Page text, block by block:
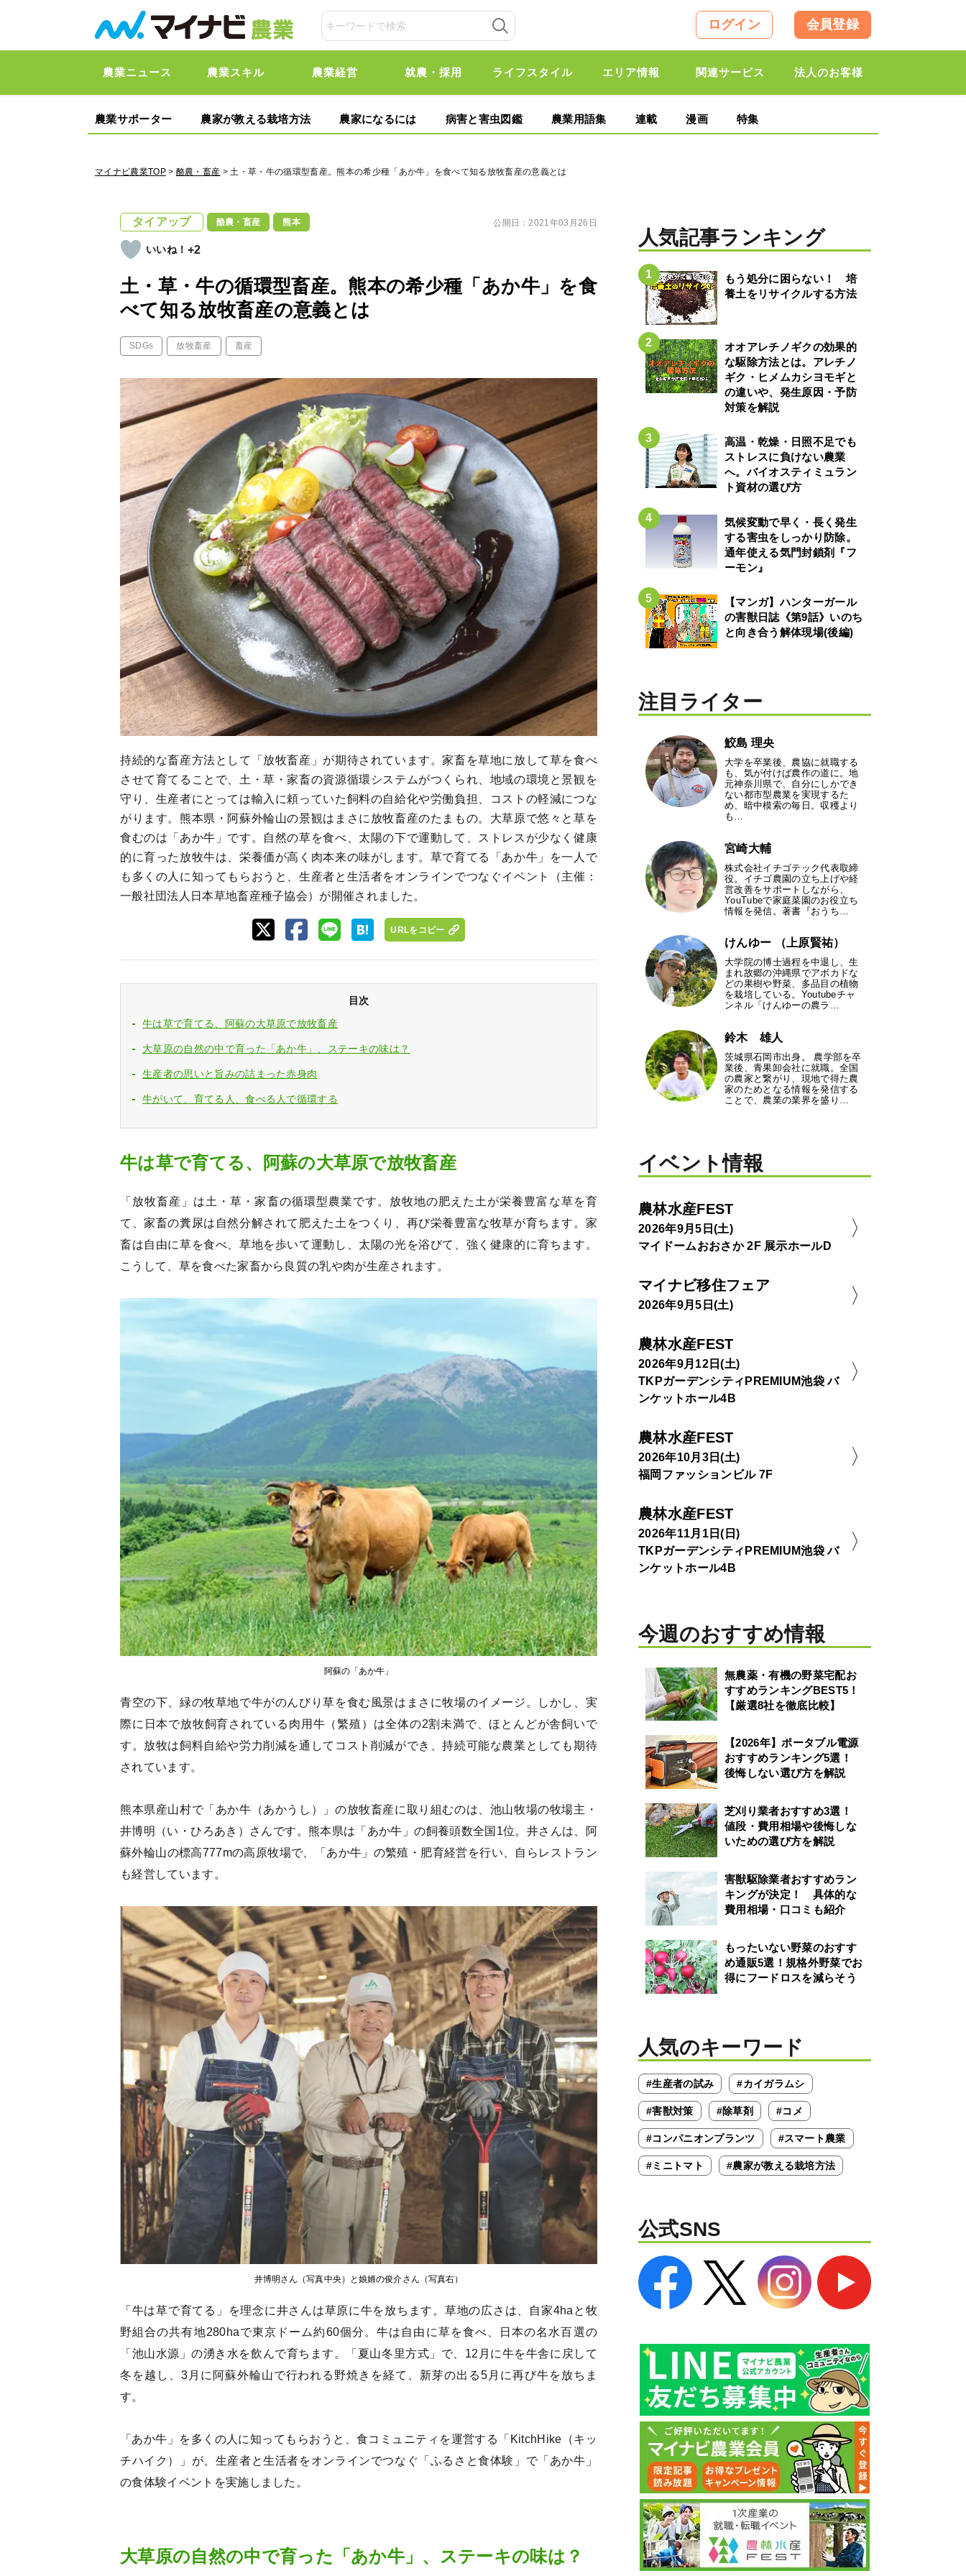
ログイン 会員登録
農業ニュース 農業スキル 農業経営 就農・採用 ライフスタイル エリア情報 関連サービス 法人のお客様
農業サポーター 農家が教える栽培方法 農家になるには 病害と害虫図鑑 農業用語集 連載 漫画 特集
マイナビ農業TOP> 酪農・畜産 > 土・草・牛の循環型畜産。熊本の希少種「あか牛」を食べて知る放牧畜産の意義とは
タイアップ 酪農・畜産 熊本
+2
土・草・牛の循環型畜産。熊本の希少種「あか牛」を食
べて知る放牧畜産の意義とは
SDGs 放牧畜産 畜産
公開日：2021年03月26日
持続的な畜産方法として「放牧畜産」が期待されています。家畜を草地に放して草を食べ
させて育てることで、土・草・家畜の資源循環システムがつくられ、地域の環境と景観を
守り、生産者にとっては輸入に頼っていた飼料の自給化や労働負担、コストの軽減につな
がります。熊本県・阿蘇外輪山の景観はまさに放牧畜産のたまもの。大草原で悠々と草を
食むのは「あか牛」です。自然の草を食べ、太陽の下で運動して、ストレスが少なく健康
的に育った放牧牛は、栄養価が高く肉本来の味がします。草で育てる「あか牛」を一人で
も多くの人に知ってもらおうと、生産者と生活者をオンラインでつなぐイベント（主催：
一般社団法人日本草地畜産種子協会）が開催されました。
URLをコピー
目次
牛は草で育てる、阿蘇の大草原で放牧畜産
大草原の自然の中で育った「あか牛」、ステーキの味は？
生産者の思いと旨みの詰まった赤身肉
牛がいて、育てる人、食べる人で循環する
牛は草で育てる、阿蘇の大草原で放牧畜産
「放牧畜産」は土・草・家畜の循環型農業です。放牧地の肥えた土が栄養豊富な草を育
て、家畜の糞尿は自然分解されて肥えた土をつくり、再び栄養豊富な牧草が育ちます。家
畜は自由に草を食べ、草地を歩いて運動し、太陽の光を浴びて、強く健康的に育ちます。
こうして、草を食べた家畜から良質の乳や肉が生産されます。
阿蘇の「あか牛」
青空の下、緑の牧草地で牛がのんびり草を食む風景はまさに牧場のイメージ。しかし、実
際に日本で放牧飼育されている肉用牛（繁殖）は全体の2割未満で、ほとんどが舎飼いで
す。放牧は飼料自給や労力削減を通してコスト削減ができ、持続可能な農業としても期待
されています。
熊本県産山村で「あか牛（あかうし）」の放牧畜産に取り組むのは、池山牧場の牧場主・
井博明（い・ひろあき）さんです。熊本県は「あか牛」の飼養頭数全国1位。井さんは、阿
蘇外輪山の標高777mの高原牧場で、「あか牛」の繁殖・肥育経営を行い、自らレストラン
も経営しています。
井博明さん（写真中央）と娘婿の俊介さん（写真右）
「牛は草で育てる」を理念に井さんは草原に牛を放ちます。草地の広さは、自家4haと牧
野組合の共有地280haで東京ドーム約60個分。牛は自由に草を食べ、日本の名水百選の
「池山水源」の湧き水を飲んで育ちます。「夏山冬里方式」で、12月に牛を牛舎に戻して
冬を越し、3月に阿蘇外輪山で行われる野焼きを経て、新芽の出る5月に再び牛を放ちま
す。
「あか牛」を多くの人に知ってもらおうと、食コミュニティを運営する「KitchHike（キッ
チハイク）」が、生産者と生活者をオンラインでつなぐ「ふるさと食体験」で「あか牛」
の食体験イベントを実施しました。
大草原の自然の中で育った「あか牛」、ステーキの味は？
人気記事ランキング
もう処分に困らない！ 培
養土をリサイクルする方法
オオアレチノギクの効果的
な駆除方法とは。アレチノ
ギク・ヒメムカシヨモギと
の違いや、発生原因・予防
対策を解説
高温・乾燥・日照不足でも
ストレスに負けない農業
へ。バイオスティミュラン
ト資材の選び方
気候変動で早く・長く発生
する害虫をしっかり防除。
通年使える気門封鎖剤『フ
ーモン』
【マンガ】ハンターガール
の害獣日誌《第9話》いのち
と向き合う解体現場(後編)
注目ライター
鮫島 理央
大学を卒業後、農協に就職する
も、気が付けば農作の道に。地
元神奈川県で、自分にしかでき
ない都市型農業を実現するた
め、暗中模索の毎日。収穫より
も…
宮崎大輔
株式会社イチゴテック代表取締
役。イチゴ農園の立ち上げや経
営改善をサポートしながら、
YouTubeで家庭菜園のお役立ち
情報を発信。著書『おうち…
けんゆー （上原賢祐）
大学院の博士過程を中退し、生
まれ故郷の沖縄県でアボカドな
どの果樹や野菜、多品目の植物
を栽培している。Youtubeチャ
ンネル「けんゆーの農ラ…
鈴木 雄人
茨城県石岡市出身。 農学部を卒
業後、青果卸会社に就職。全国
の農家と繋がり、現地で得た農
家のためとなる情報を発信する
ことで、農業の業界を盛り…
イベント情報
農林水産FEST
2026年9月5日(土)
マイドームおおさか 2F 展示ホールD
マイナビ移住フェア
2026年9月5日(土)
農林水産FEST
2026年9月12日(土)
TKPガーデンシティPREMIUM池袋 バ
ンケットホール4B
農林水産FEST
2026年10月3日(土)
福岡ファッションビル 7F
農林水産FEST
2026年11月1日(日)
TKPガーデンシティPREMIUM池袋 バ
ンケットホール4B
今週のおすすめ情報
無農薬・有機の野菜宅配お
すすめランキングBEST5！
【厳選8社を徹底比較】
【2026年】ポータブル電源
おすすめランキング5選！
後悔しない選び方を解説
芝刈り業者おすすめ3選！
値段・費用相場や後悔しな
いための選び方を解説
害獣駆除業者おすすめラン
キングが決定！ 具体的な
費用相場・口コミも紹介
もったいない野菜のおすす
め通販5選！規格外野菜でお
得にフードロスを減らそう
人気のキーワード
#生産者の試み #カイガラムシ
#害獣対策 #除草剤 #コメ
#コンパニオンプランツ #スマート農業
#ミニトマト #農家が教える栽培方法
公式SNS